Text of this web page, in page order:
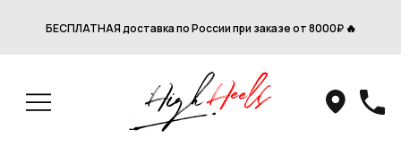
БЕСПЛАТНАЯ доставка по России при заказе от 8000₽ 🔥